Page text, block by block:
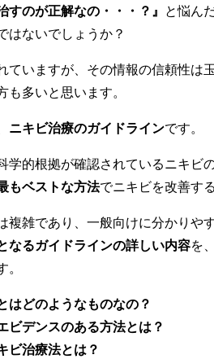
すのが正解なの・・・？』 と悩ん
はないでしょうか？
いますが、その情報の信頼性は
も多いと思います。
ニキビ治療のガイドラインです。
学的根拠が確認されているニキビ
もベストな方法でニキビを改善す
複雑であり、一般向けに分かりや
なるガイドラインの詳しい内容を
はどのようなものなの？
ビデンスのある方法とは？
ビ治療法とは？